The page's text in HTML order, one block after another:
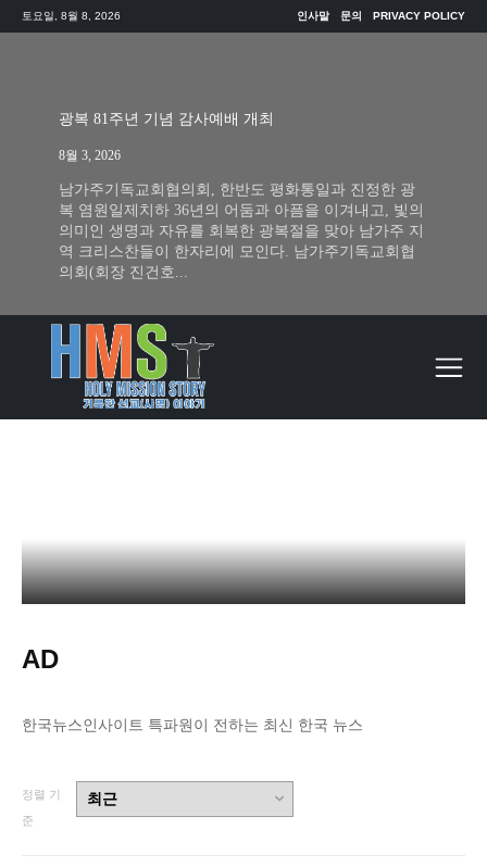
토요일, 8월 8, 2026 인사말 문의 PRIVACY POLICY
광복 81주년 기념 감사예배 개최
8월 3, 2026
남가주기독교회협의회, 한반도 평화통일과 진정한 광
복 염원일제치하 36년의 어둠과 아픔을 이겨내고, 빛의
의미인 생명과 자유를 회복한 광복절을 맞아 남가주 지
역 크리스찬들이 한자리에 모인다. 남가주기독교회협
의회(회장 진건호...
AD
한국뉴스인사이트 특파원이 전하는 최신 한국 뉴스
정렬 기
준